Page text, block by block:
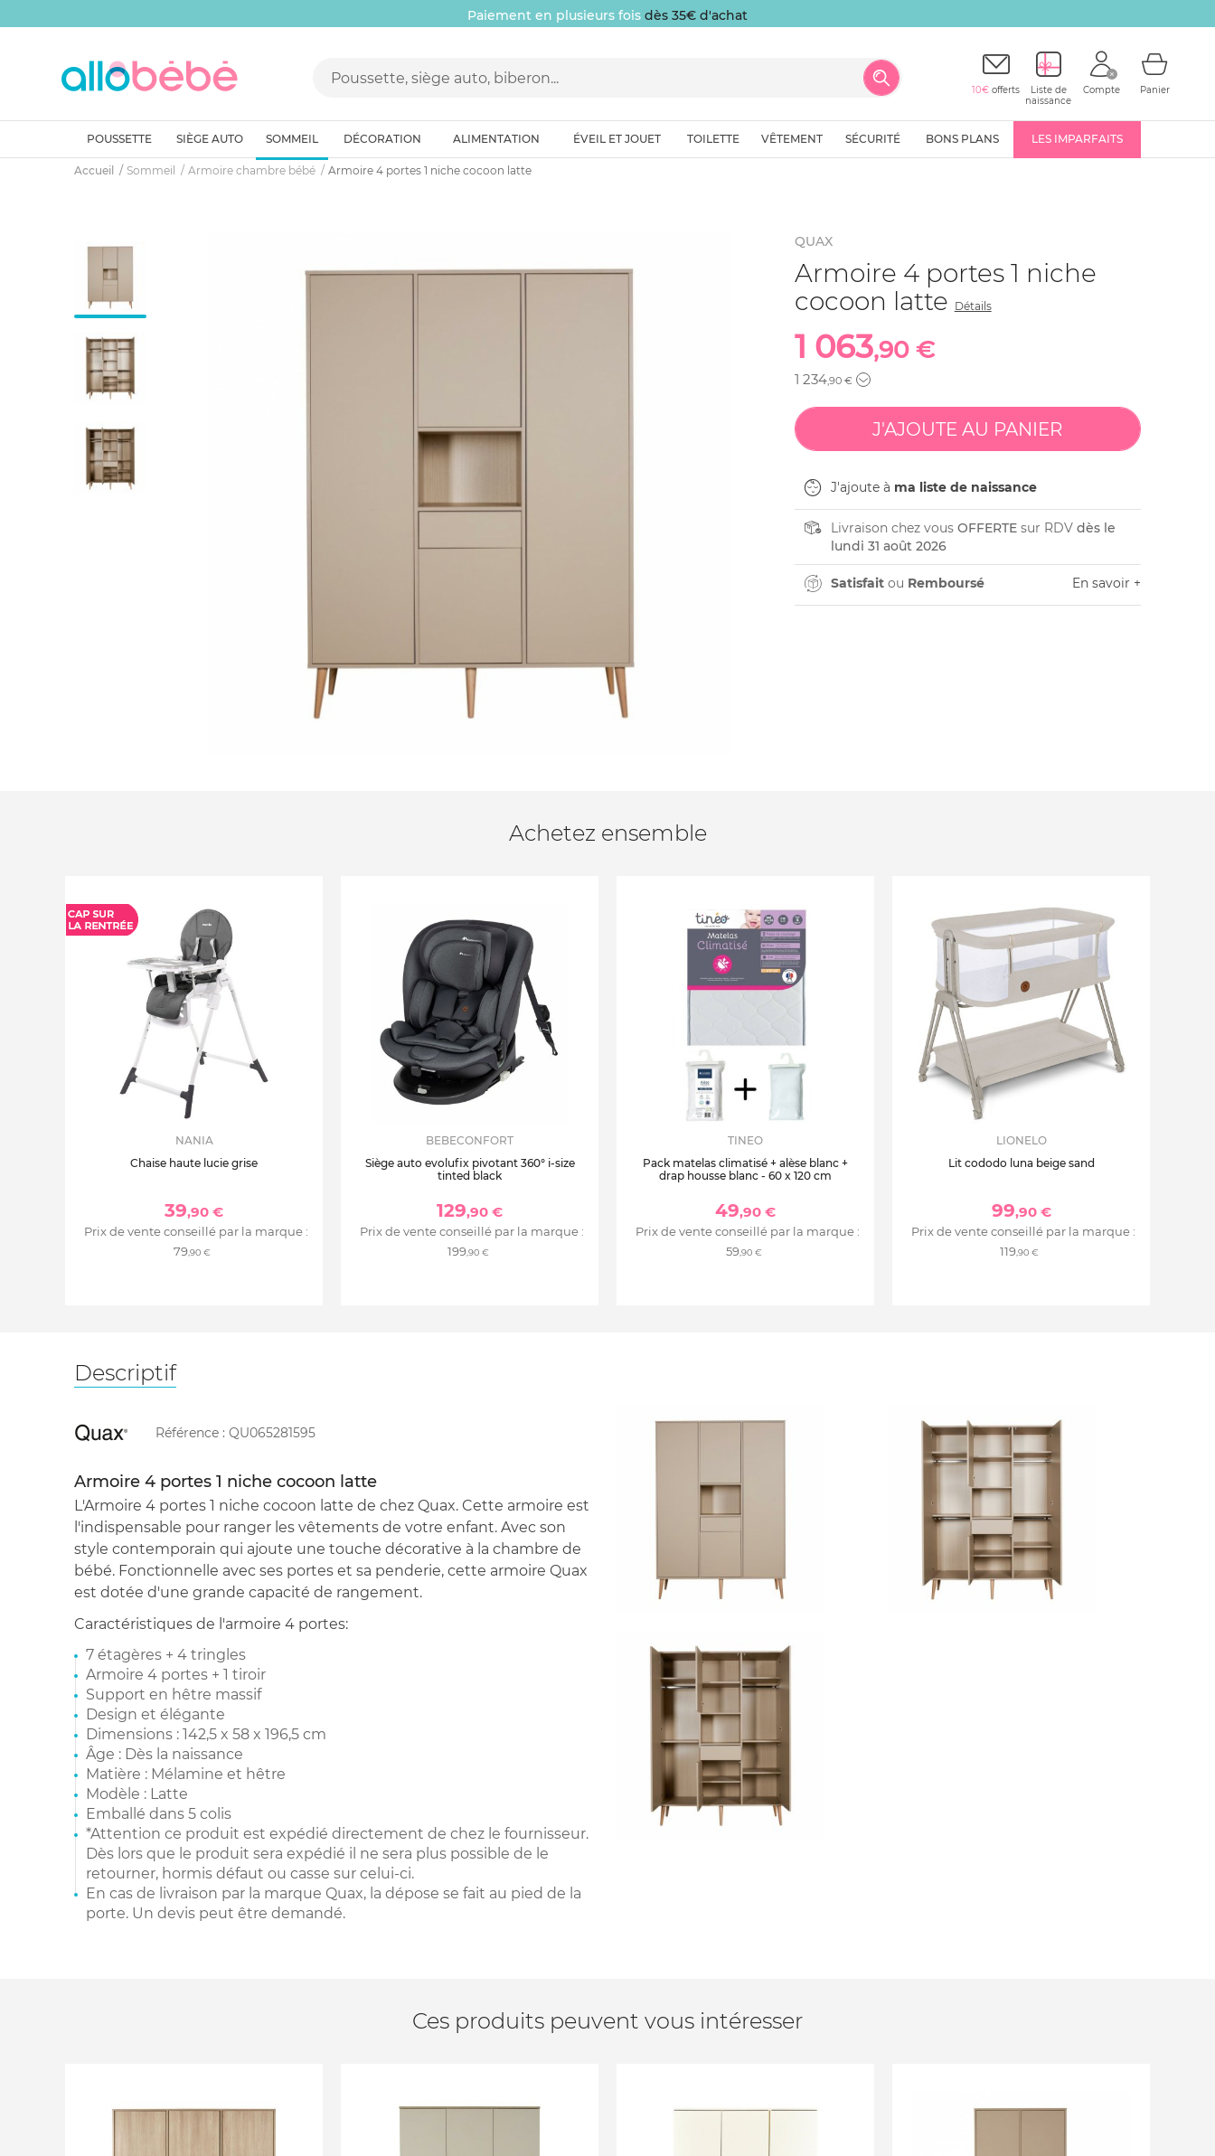
Paiement en plusieurs fois dès 35€ d'achat
10€ offerts
Liste de
naissance
Compte Panier
POUSSETTE SIÈGE AUTO SOMMEIL DÉCORATION ALIMENTATION ÉVEIL ET JOUET TOILETTE VÊTEMENT SÉCURITÉ BONS PLANS LES IMPARFAITS
Accueil Sommeil Armoire chambre bébé Armoire 4 portes 1 niche cocoon latte
QUAX
Armoire 4 portes 1 niche
cocoon latte Détails
1 063,90 €
1 234,90 €
J'ajoute à ma liste de naissance
Livraison chez vous OFFERTEsur RDV dès le
lundi 31 août 2026
Satisfaitou Remboursé En savoir +
Achetez ensemble
NANIA
Chaise haute lucie grise
39,90 €
Prix de vente conseillé par la marque :
79,90 €
BEBECONFORT
Siège auto evolufix pivotant 360° i-size
tinted black
129,90 €
Prix de vente conseillé par la marque :
199,90 €
TINEO
Pack matelas climatisé + alèse blanc +
drap housse blanc - 60 x 120 cm
49,90 €
Prix de vente conseillé par la marque :
59,90 €
LIONELO
Lit cododo luna beige sand
99,90 €
Prix de vente conseillé par la marque :
119,90 €
Descriptif
Référence : QU065281595
Armoire 4 portes 1 niche cocoon latte
L'Armoire 4 portes 1 niche cocoon latte de chez Quax. Cette armoire est
l'indispensable pour ranger les vêtements de votre enfant. Avec son
style contemporain qui ajoute une touche décorative à la chambre de
bébé. Fonctionnelle avec ses portes et sa penderie, cette armoire Quax
est dotée d'une grande capacité de rangement.
Caractéristiques de l'armoire 4 portes:
7 étagères + 4 tringles
Armoire 4 portes + 1 tiroir
Support en hêtre massif
Design et élégante
Dimensions : 142,5 x 58 x 196,5 cm
Âge : Dès la naissance
Matière : Mélamine et hêtre
Modèle : Latte
Emballé dans 5 colis
*Attention ce produit est expédié directement de chez le fournisseur.
Dès lors que le produit sera expédié il ne sera plus possible de le
retourner, hormis défaut ou casse sur celui-ci.
En cas de livraison par la marque Quax, la dépose se fait au pied de la
porte. Un devis peut être demandé.
Ces produits peuvent vous intéresser